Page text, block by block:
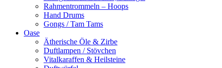
Rahmentrommeln – Hoops
Hand Drums
Gongs / Tam Tams
Oase
Ätherische Öle & Zirbe
Duftlampen / Stövchen
Vitalkaraffen & Heilsteine